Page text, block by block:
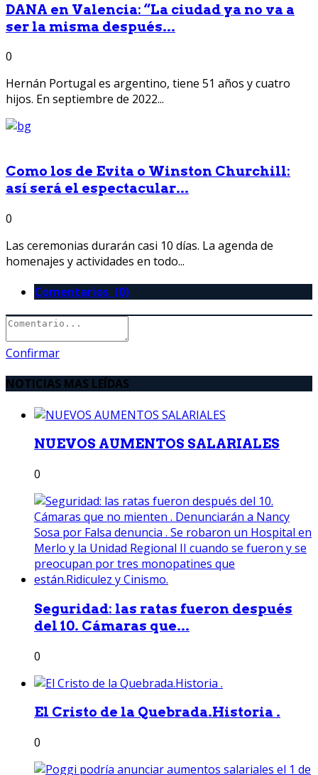
DANA en Valencia: “La ciudad ya no va a
ser la misma después...
0
Hernán Portugal es argentino, tiene 51 años y cuatro
hijos. En septiembre de 2022...
Como los de Evita o Winston Churchill:
así será el espectacular...
0
Las ceremonias durarán casi 10 días. La agenda de
homenajes y actividades en todo...
Comentarios (0)
Confirmar
NOTICIAS MAS LEÍDAS
NUEVOS AUMENTOS SALARIALES
0
Seguridad: las ratas fueron después
del 10. Cámaras que...
0
El Cristo de la Quebrada.Historia .
0